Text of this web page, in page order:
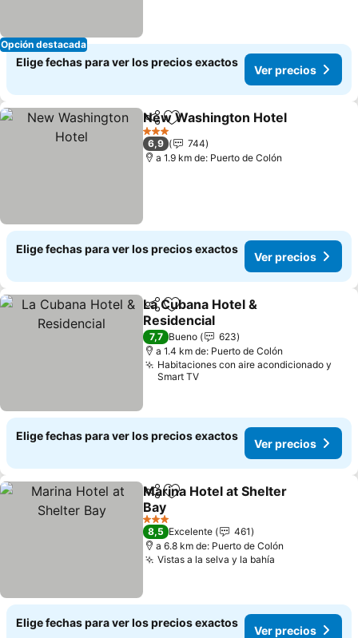
Opción destacada
Elige fechas para ver los precios exactos
Ver precios
CompartirAgregar a favoritos
New Washington Hotel
3 Estrellas
6,9
744
a 1.9 km de: Puerto de Colón
Elige fechas para ver los precios exactos
Ver precios
CompartirAgregar a favoritos
La Cubana Hotel &
Residencial
7,7 Bueno
623
a 1.4 km de: Puerto de Colón
Habitaciones con aire acondicionado y
Smart TV
Elige fechas para ver los precios exactos
Ver precios
CompartirAgregar a favoritos
Marina Hotel at Shelter
Bay
3 Estrellas
8,5 Excelente
461
a 6.8 km de: Puerto de Colón
Vistas a la selva y la bahía
Elige fechas para ver los precios exactos
Ver precios